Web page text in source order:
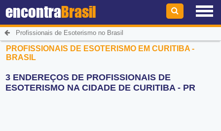
encontraBrasil
Profissionais de Esoterismo no Brasil
PROFISSIONAIS DE ESOTERISMO EM CURITIBA -
BRASIL
3 ENDEREÇOS DE PROFISSIONAIS DE
ESOTERISMO NA CIDADE DE CURITIBA - PR